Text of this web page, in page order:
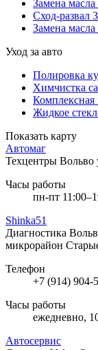
Замена
Сход-развал
Замена
Уход за авто
Полировка
Химчистка
Комплексная
Жидкое
Показать карту
Автомаг
Техцентры Вольво
Часы работы
пн-пт
Shinka51
Диагностика
микрорайон
Телефон
+7 (914) 904-
Часы работы
ежедневно,
Автосервис